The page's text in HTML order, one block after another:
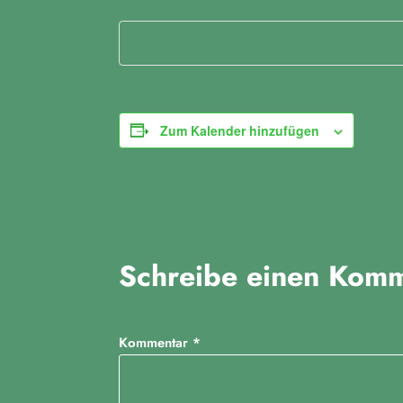
Zum Kalender hinzufügen
Schreibe einen
Kommentar *